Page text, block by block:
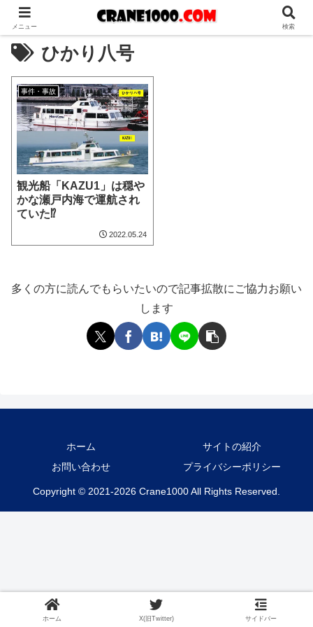
ひかり八号
事件・事故
観光船「KAZU1」は穏や
かな瀬戸内海で運航され
ていた⁉
2022.05.24
多くの方に読んでもらいたいので記事拡散にご協力お願い
します
ホーム
サイトの紹介
お問い合わせ
プライバシーポリシー
Copyright © 2021-2026 Crane1000 All Rights Reserved.
メニュー 検索
ホーム X(旧Twitter) サイドバー